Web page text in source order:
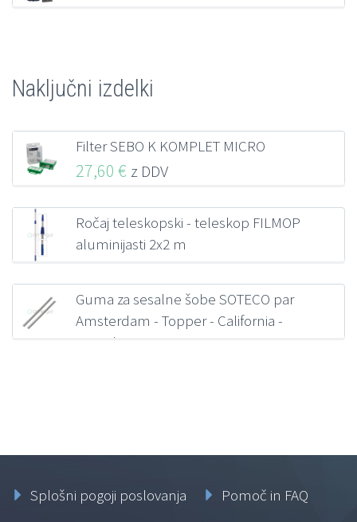
Naključni izdelki
Filter SEBO K KOMPLET MICRO
27,60 € z DDV
Ročaj teleskopski - teleskop FILMOP
aluminijasti 2x2 m
Guma za sesalne šobe SOTECO par
Amsterdam - Topper - California -
Nevada
Splošni pogoji poslovanja
Pomoč in FAQ